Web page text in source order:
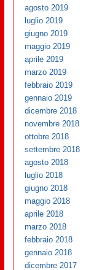
agosto 2019
luglio 2019
giugno 2019
maggio 2019
aprile 2019
marzo 2019
febbraio 2019
gennaio 2019
dicembre 2018
novembre 2018
ottobre 2018
settembre 2018
agosto 2018
luglio 2018
giugno 2018
maggio 2018
aprile 2018
marzo 2018
febbraio 2018
gennaio 2018
dicembre 2017